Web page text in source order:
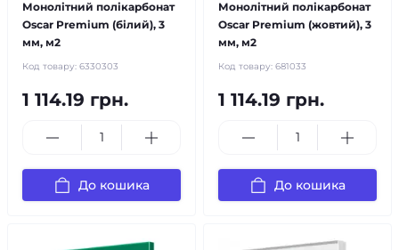
Монолітний полікарбонат
Oscar Premium (білий), 3
мм, м2
Код товару: 6330303
1 114.19 грн.
До кошика
Монолітний полікарбонат
Oscar Premium (жовтий), 3
мм, м2
Код товару: 681033
1 114.19 грн.
До кошика